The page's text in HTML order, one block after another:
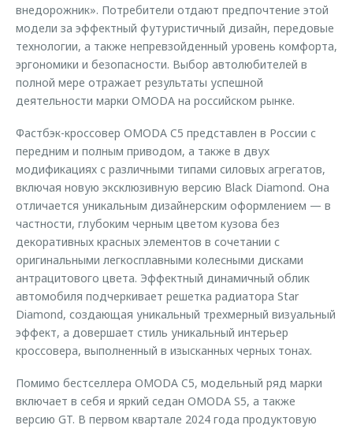
внедорожник». Потребители отдают предпочтение этой
модели за эффектный футуристичный дизайн, передовые
технологии, а также непревзойденный уровень комфорта,
эргономики и безопасности. Выбор автолюбителей в
полной мере отражает результаты успешной
деятельности марки OMODA на российском рынке.
Фастбэк-кроссовер OMODA C5 представлен в России с
передним и полным приводом, а также в двух
модификациях с различными типами силовых агрегатов,
включая новую эксклюзивную версию Black Diamond. Она
отличается уникальным дизайнерским оформлением — в
частности, глубоким черным цветом кузова без
декоративных красных элементов в сочетании с
оригинальными легкосплавными колесными дисками
антрацитового цвета. Эффектный динамичный облик
автомобиля подчеркивает решетка радиатора Star
Diamond, создающая уникальный трехмерный визуальный
эффект, а довершает стиль уникальный интерьер
кроссовера, выполненный в изысканных черных тонах.
Помимо бестселлера OMODA C5, модельный ряд марки
включает в себя и яркий седан OMODA S5, а также
версию GT. В первом квартале 2024 года продуктовую